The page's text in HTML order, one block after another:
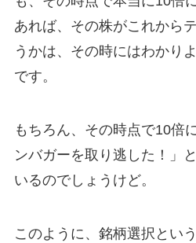
あれば、その株がこれから
うかは、その時にはわかり
です。
もちろん、その時点で10倍
ンバガーを取り逃した！」
いるのでしょうけど。
このように、銘柄選択とい